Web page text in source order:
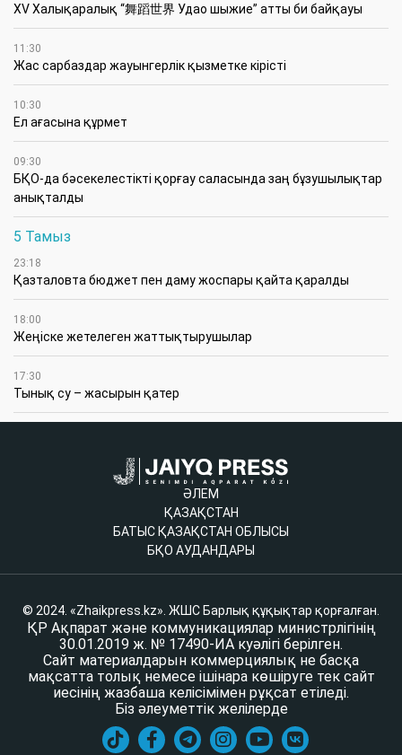
XV Халықаралық “舞蹈世界 Удао шыжие” атты би байқауы
11:30
Жас сарбаздар жауынгерлік қызметке кірісті
10:30
Ел ағасына құрмет
09:30
БҚО-да бәсекелестікті қорғау саласында заң бұзушылықтар
анықталды
5 Тамыз
23:18
Қазталовта бюджет пен даму жоспары қайта қаралды
18:00
Жеңіске жетелеген жаттықтырушылар
17:30
Тынық су – жасырын қатер
ӘЛЕМ
ҚАЗАҚСТАН
БАТЫС ҚАЗАҚСТАН ОБЛЫСЫ
БҚО АУДАНДАРЫ
© 2024. «Zhaikpress.kz». ЖШС Барлық құқықтар қорғалған.
ҚР Ақпарат және коммуникациялар министрлігінің
30.01.2019 ж. № 17490-ИА куәлігі берілген.
Сайт материалдарын коммерциялық не басқа
мақсатта толық немесе ішінара көшіруге тек сайт
иесінің жазбаша келісімімен рұқсат етіледі.
Біз әлеуметтік желілерде